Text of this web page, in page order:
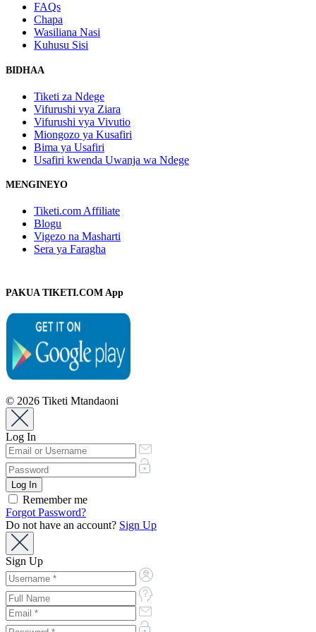
FAQs
Chapa
Wasiliana Nasi
Kuhusu Sisi
BIDHAA
Tiketi za Ndege
Vifurushi vya Ziara
Vifurushi vya Vivutio
Miongozo ya Kusafiri
Bima ya Usafiri
Usafiri kwenda Uwanja wa Ndege
MENGINEYO
Tiketi.com Affiliate
Blogu
Vigezo na Masharti
Sera ya Faragha
PAKUA TIKETI.COM App
© 2026 Tiketi Mtandaoni
Log In
Remember me
Forgot Password?
Do not have an account? Sign Up
Sign Up